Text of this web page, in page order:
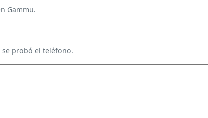
Gammu.
se probó el teléfono.